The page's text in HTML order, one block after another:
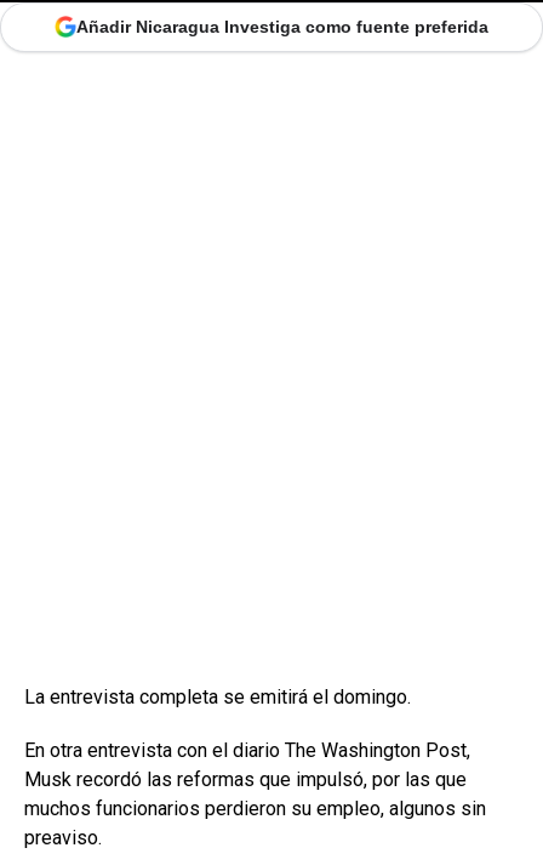
Añadir Nicaragua Investiga como fuente preferida
La entrevista completa se emitirá el domingo.
En otra entrevista con el diario The Washington Post,
Musk recordó las reformas que impulsó, por las que
muchos funcionarios perdieron su empleo, algunos sin
preaviso.